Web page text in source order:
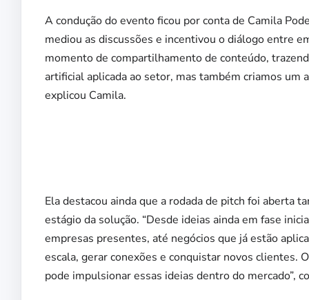
A condução do evento ficou por conta de Camila
mediou as discussões e incentivou o diálogo entre
momento de compartilhamento de conteúdo,
artificial aplicada ao setor, mas também criamos um
explicou Camila.
Ela destacou ainda que a rodada de pitch foi aberta
estágio da solução. “Desde ideias ainda em fase
empresas presentes, até negócios que já estão
escala, gerar conexões e conquistar novos clientes.
pode impulsionar essas ideias dentro do mercado”,